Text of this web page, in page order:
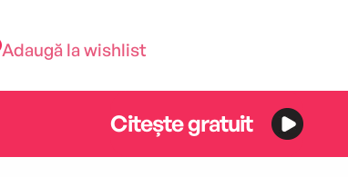
Adaugă la wishlist
Citește gratuit